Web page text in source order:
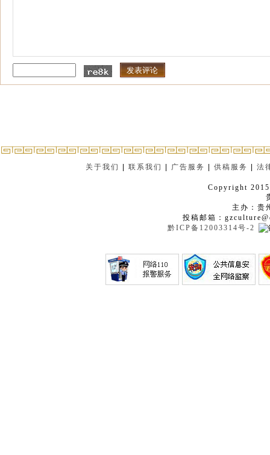
关于我们 |联系我们 广告服务 |供稿服务 |法
Copyright
主办：贵
投稿邮箱：
黔ICP备12003314号-2